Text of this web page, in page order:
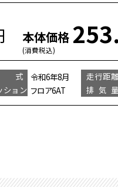
本体価格
(消費税込)
式 令和6年8月 走行距離
ション フロア6AT 排気量